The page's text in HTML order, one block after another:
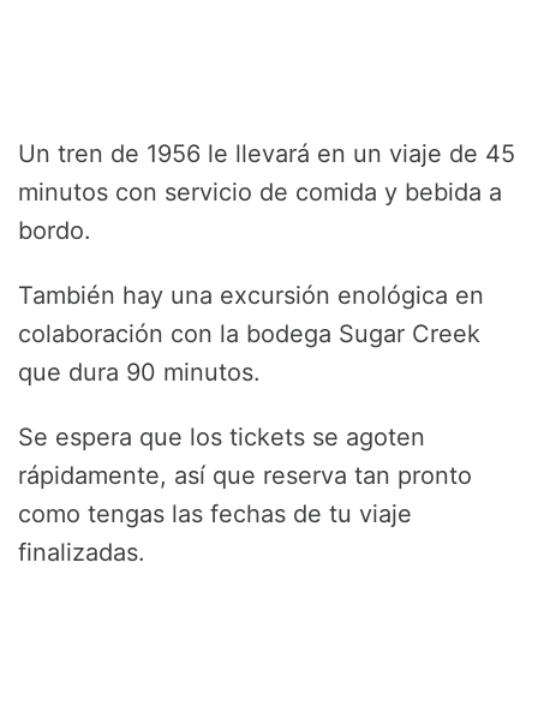
Un tren de 1956 le llevará en un viaje de 45
minutos con servicio de comida y bebida a
bordo.
También hay una excursión enológica en
colaboración con la bodega Sugar Creek
que dura 90 minutos.
Se espera que los tickets se agoten
rápidamente, así que reserva tan pronto
como tengas las fechas de tu viaje
finalizadas.